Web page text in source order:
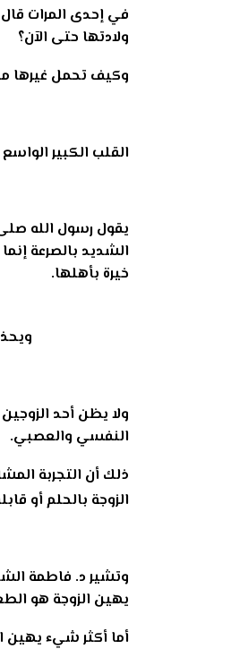
في إحدى المرات
ولادتها حتى الآن؟
وكيف تحمل غيرها
القلب الكبير
يقول رسول الله صلى
الشديد بالصرعة
خيرة بأهلها.
ولا يظن أحد
النفسي والعصبي.
ذلك أن التجربة
الزوجة بالحلم أو
وتشير د. فاطمة
يهين الزوجة هو
أما أكثر شيء يهين